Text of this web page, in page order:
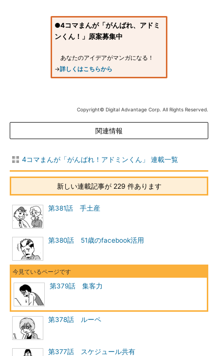
●4コマまんが「がんばれ、アドミ
ンくん！」原案募集中
あなたのアイデアがマンガになる！
→詳しくはこちらから
Copyright© Digital Advantage Corp. All Rights Reserved.
関連情報
4コマまんが「がんばれ！アドミンくん」 連載一覧
新しい連載記事が 229 件あります
第381話 手土産
第380話 51歳のfacebook活用
第379話 集客力
第378話 ルーペ
第377話 スケジュール共有